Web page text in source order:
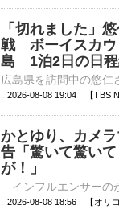
「切れました」
戦 ボーイスカ
島 1泊2日の日程
2026-08-08 19:04 【TBS
かとゆり、カメ
告「驚いて驚い
が！」
2026-08-08 18:56 【オリコ